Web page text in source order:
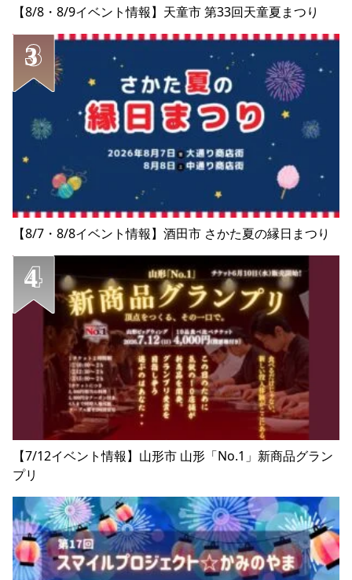
【8/8・8/9イベント情報】天童市 第33回天童夏まつり
【8/7・8/8イベント情報】酒田市 さかた夏の縁日まつり
【7/12イベント情報】山形市 山形「No.1」新商品グラン
プリ